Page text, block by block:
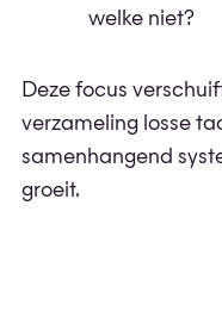
welke niet?
Deze focus
verzameling losse
samenhangend
groeit.